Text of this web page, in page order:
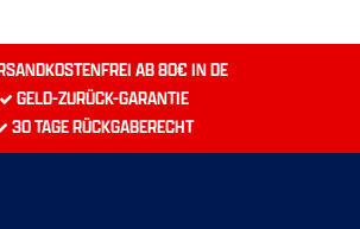
AB 80€ IN DE
GELD-ZURÜCK-GARANTIE
30 TAGE RÜCKGABERECHT